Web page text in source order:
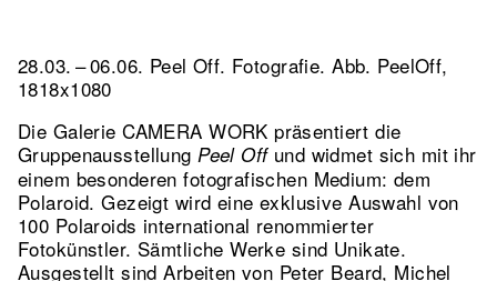
28.03. – 06.06. Peel Off. Fotografie.Abb. PeelOff,
1818x1080
Die Galerie CAMERA WORK präsentiert die
GruppenausstellungPeel Offund widmet sich mit ihr
einem besonderen fotografischen Medium: dem
Polaroid. Gezeigt wird eine exklusive Auswahl von
100 Polaroids international renommierter
Fotokünstler. Sämtliche Werke sind Unikate.
Ausgestellt sind Arbeiten von Peter Beard, Michel